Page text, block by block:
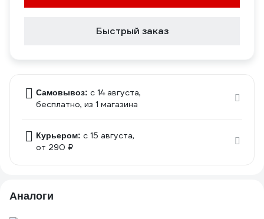
Быстрый заказ
Самовывоз: c 14 августа,
бесплатно, из 1 магазина
Курьером: c 15 августа,
от 290 ₽
Аналоги